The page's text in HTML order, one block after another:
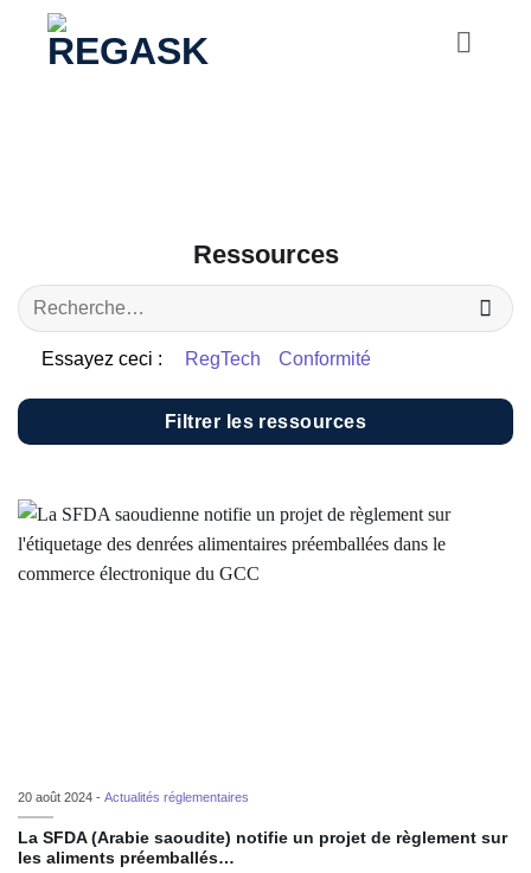
Passer
Ressources
Essayez ceci : RegTech Conformité
Filtrer les ressources
20 août 2024 - Actualités réglementaires
La SFDA (Arabie saoudite) notifie un projet de règlement sur
les aliments préemballés…